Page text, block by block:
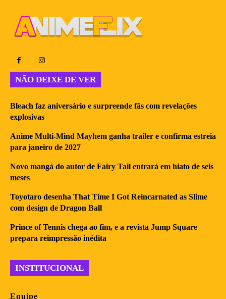
NÃO DEIXE DE VER
Bleach faz aniversário e surpreende fãs com revelações
explosivas
Anime Multi-Mind Mayhem ganha trailer e confirma estreia
para janeiro de 2027
Novo mangá do autor de Fairy Tail entrará em hiato de seis
meses
Toyotaro desenha That Time I Got Reincarnated as Slime
com design de Dragon Ball
Prince of Tennis chega ao fim, e a revista Jump Square
prepara reimpressão inédita
INSTITUCIONAL
Equipe